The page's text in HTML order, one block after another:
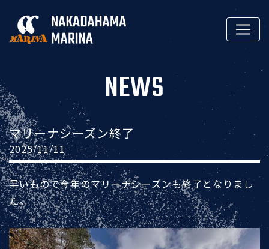
NEWS
マリーナシーズン終了
2025/11/11
早いもので今年のマリーナシーズンも終了となりまし
た。